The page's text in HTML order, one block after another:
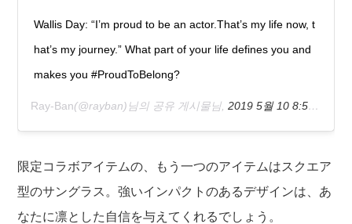
Wallis Day: “I’m proud to be an actor.That’s my life now, t
hat’s my journey.” What part of your life defines you and
makes you #ProudToBelong?
Ray-Ban(@rayban)님의 공유 게시물님,2019 5월 10 8:57오전 PDT
限定コラボアイテムの、もう一つのアイテムはスクエア
型のサングラス。強いインパクトのあるデザインは、あ
なたに凛とした自信を与えてくれるでしょう。